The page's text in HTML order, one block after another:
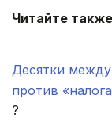
Читайте
Десятки
против
?